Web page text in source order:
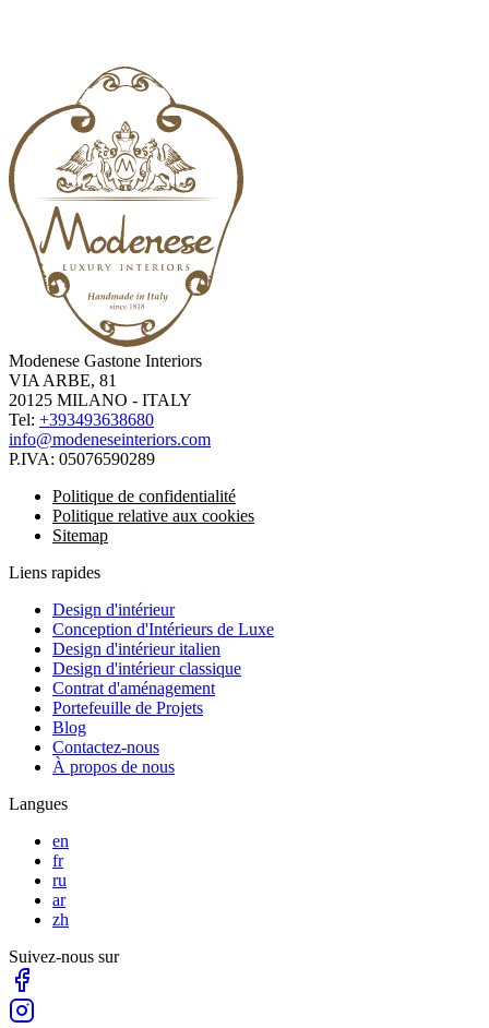
Modenese Gastone Interiors
VIA ARBE, 81
20125 MILANO - ITALY
Tel: +393493638680
info@modeneseinteriors.com
P.IVA: 05076590289
Politique de confidentialité
Politique relative aux cookies
Sitemap
Liens rapides
Design d'intérieur
Conception d'Intérieurs de Luxe
Design d'intérieur italien
Design d'intérieur classique
Contrat d'aménagement
Portefeuille de Projets
Blog
Contactez-nous
À propos de nous
Langues
en
fr
ru
ar
zh
Suivez-nous sur